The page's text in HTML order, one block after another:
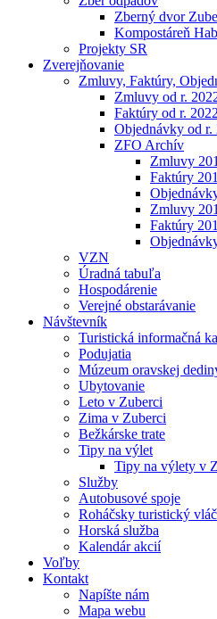
Zberný dvor
Kompostáreň
Projekty SR
Zverejňovanie
Zmluvy, Faktúry,
Zmluvy od r.
Faktúry od r. 2022
Objednávky od r.
ZFO Archív
Zmluvy
Faktúry
Zmluvy
Faktúry
VZN
Úradná tabuľa
Hospodárenie
Verejné obstarávanie
Návštevník
Turistická informačná
Podujatia
Múzeum oravskej
Ubytovanie
Leto v Zuberci
Zima v Zuberci
Bežkárske trate
Tipy na výlet
Tipy na výlety v
Služby
Autobusové spoje
Roháčsky turistický
Horská služba
Kalendár akcií
Voľby
Kontakt
Napíšte nám
Mapa webu